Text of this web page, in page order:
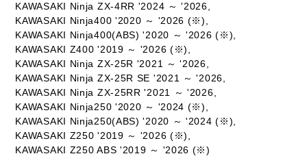
KAWASAKI Ninja ZX-4RR '2024 ～ '2026,
KAWASAKI Ninja400 '2020 ～ '2026 (※),
KAWASAKI Ninja400(ABS) '2020 ～ '2026 (※),
KAWASAKI Z400 '2019 ～ '2026 (※),
KAWASAKI Ninja ZX-25R '2021 ～ '2026,
KAWASAKI Ninja ZX-25R SE '2021 ～ '2026,
KAWASAKI Ninja ZX-25RR '2021 ～ '2026,
KAWASAKI Ninja250 '2020 ～ '2024 (※),
KAWASAKI Ninja250(ABS) '2020 ～ '2024 (※),
KAWASAKI Z250 '2019 ～ '2026 (※),
KAWASAKI Z250 ABS '2019 ～ '2026 (※)